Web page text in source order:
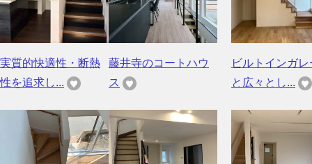
実質的快適性・断熱
性を追求し...
藤井寺のコートハウ
ス
ビルトインガレ
と広々とし...